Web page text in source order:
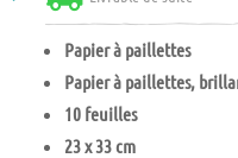
Papier à paillettes
Papier à paillettes,
10 feuilles
23 x 33 cm